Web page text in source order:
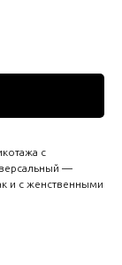
с
—
и с женственными